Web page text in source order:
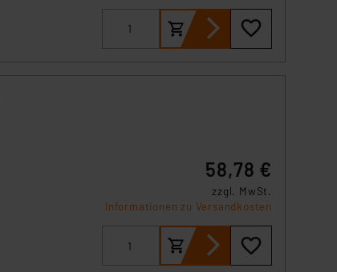
58,78 €
zzgl. MwSt.
Informationen zu Versandkosten